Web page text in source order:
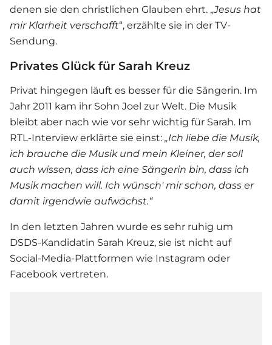
denen sie den christlichen Glauben ehrt. „Jesus hat
mir Klarheit verschafft“, erzählte sie in der TV-
Sendung.
Privates Glück für Sarah Kreuz
Privat hingegen läuft es besser für die Sängerin. Im
Jahr 2011 kam ihr Sohn Joel zur Welt. Die Musik
bleibt aber nach wie vor sehr wichtig für Sarah. Im
RTL-Interview erklärte sie einst: „Ich liebe die Musik,
ich brauche die Musik und mein Kleiner, der soll
auch wissen, dass ich eine Sängerin bin, dass ich
Musik machen will. Ich wünsch' mir schon, dass er
damit irgendwie aufwächst.“
In den letzten Jahren wurde es sehr ruhig um
DSDS-Kandidatin Sarah Kreuz, sie ist nicht auf
Social-Media-Plattformen wie Instagram oder
Facebook vertreten.